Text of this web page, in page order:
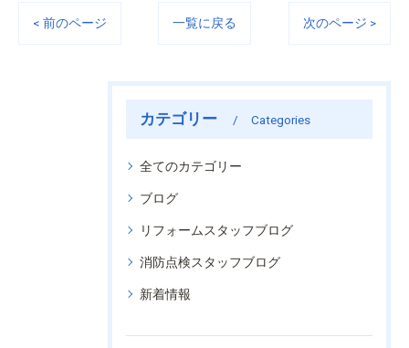
< 前のページ 一覧に戻る 次のページ >
カテゴリー Categories
全てのカテゴリー
ブログ
リフォームスタッフブログ
消防点検スタッフブログ
新着情報